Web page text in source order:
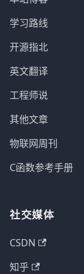
学习路线
开源指北
英文翻译
工程师说
其他文章
物联网周刊
C函数参考手册
社交媒体
CSDN
知乎